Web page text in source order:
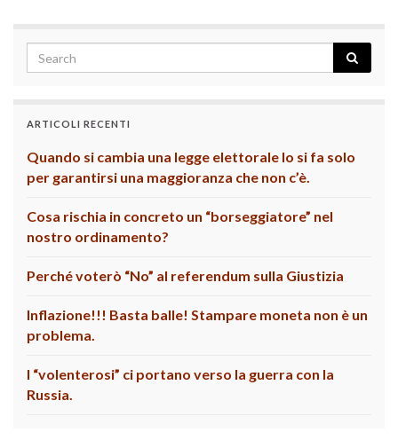
ARTICOLI RECENTI
Quando si cambia una legge elettorale lo si fa solo
per garantirsi una maggioranza che non c’è.
Cosa rischia in concreto un “borseggiatore” nel
nostro ordinamento?
Perché voterò “No” al referendum sulla Giustizia
Inflazione!!! Basta balle! Stampare moneta non è un
problema.
I “volenterosi” ci portano verso la guerra con la
Russia.